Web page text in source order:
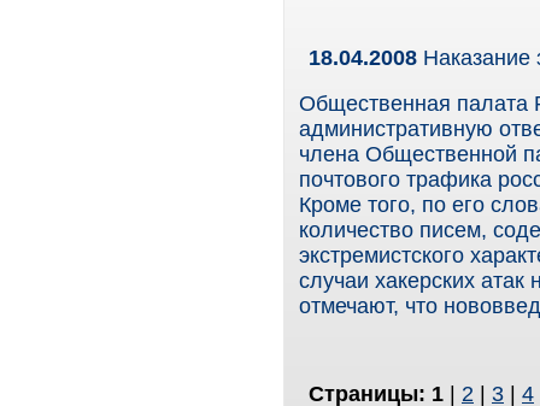
18.04.2008 Наказание
Общественная палата
административную
члена Общественной
почтового трафика
Кроме того, по его
количество писем,
экстремистского
случаи хакерских
отмечают, что
Страницы: 1 | 2 | 3 | 4